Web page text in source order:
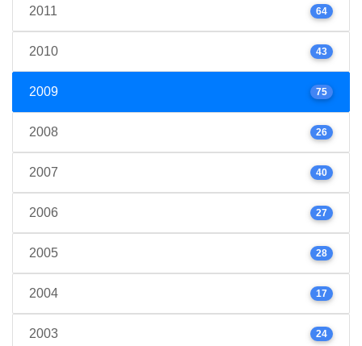
2011 64
2010 43
2009 75
2008 26
2007 40
2006 27
2005 28
2004 17
2003 24